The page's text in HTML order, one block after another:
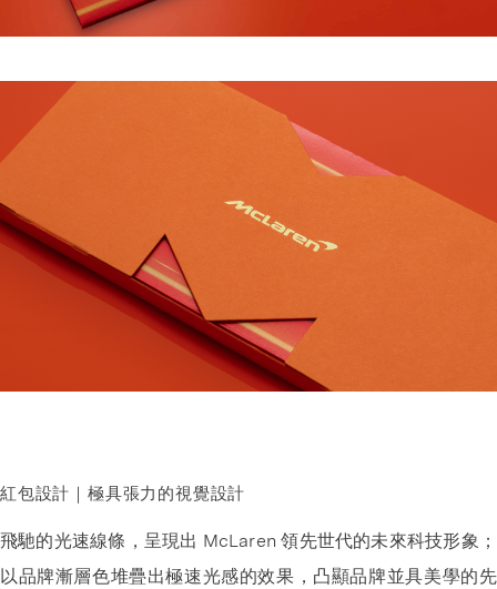
紅包設計｜極具張力的視覺設計
飛馳的光速線條，呈現出 McLaren 領先世代的未來科技形象；
以品牌漸層色堆疊出極速光感的效果，凸顯品牌並具美學的先